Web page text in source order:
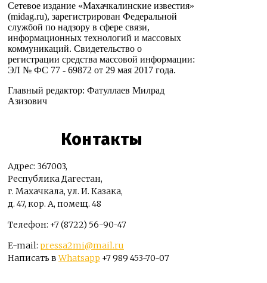
Сетевое издание «Махачкалинские известия»
(midag.ru), зарегистрирован Федеральной
службой по надзору в сфере связи,
информационных технологий и массовых
коммуникаций. Свидетельство о
регистрации средства массовой информации:
ЭЛ № ФС 77 - 69872 от 29 мая 2017 года.
Главный редактор: Фатуллаев Милрад
Азизович
Контакты
Адрес: 367003,
Республика Дагестан,
г. Махачкала, ул. И. Казака,
д. 47, кор. А, помещ. 48
Телефон: +7 (8722) 56-90-47
E-mail: pressa2mi@mail.ru
Написать вWhatsapp +7 989 453-70-07